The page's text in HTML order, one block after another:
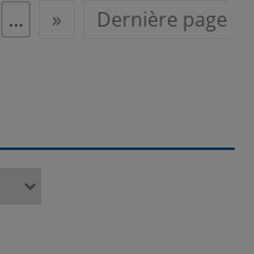
… »
Dernière page